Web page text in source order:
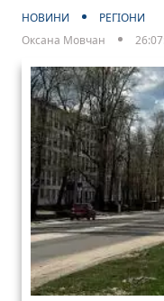
НОВИНИ
РЕГІОНИ
Оксана Мовчан